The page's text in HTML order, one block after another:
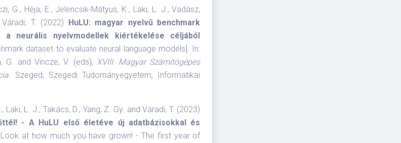
G., Héja, E., Jelencsik-Mátyus, K., Laki, L. J., Vadász,
T. (2022) HuLU: magyar nyelvű benchmark
a neurális nyelvmodellek kiértékelése céljából
dataset to evaluate neural language models]. In:
G. and Vincze, V. (eds), XVIII. Magyar Számítógépes
Szeged, Szegedi Tudományegyetem, Informatikai
Laki, L. J., Takács, D., Yang, Z. Gy. and Váradi, T. (2023)
- A HuLU első életéve új adatbázisokkal és
at how much you have grown! - The first year of